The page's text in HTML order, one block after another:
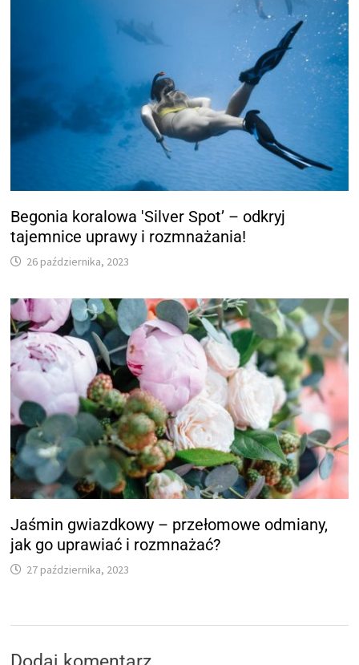
Begonia koralowa 'Silver Spot’ – odkryj
tajemnice uprawy i rozmnażania!
26 października, 2023
Jaśmin gwiazdkowy – przełomowe odmiany,
jak go uprawiać i rozmnażać?
27 października, 2023